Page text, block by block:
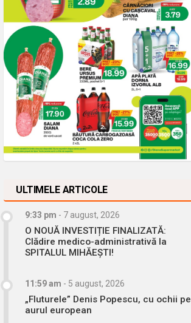
ULTIMELE ARTICOLE
9:33 pm - 7 august, 2026
O NOUĂ INVESTIȚIE FINALIZATĂ:
Clădire medico-administrativă la
SPITALUL MIHĂEȘTI!
11:59 am - 5 august, 2026
„Fluturele” Denis Popescu, cu ochii pe
aurul european